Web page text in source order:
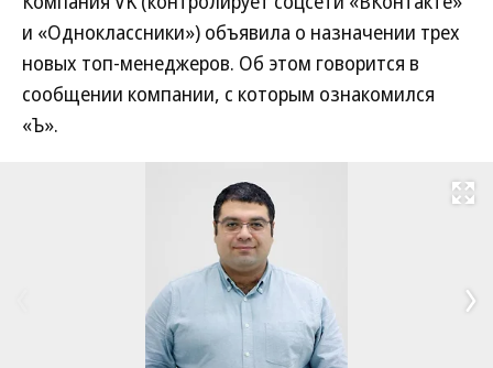
и «Одноклассники») объявила о назначении трех
новых топ-менеджеров. Об этом говорится в
сообщении компании, с которым ознакомился
«Ъ».
Развернуть